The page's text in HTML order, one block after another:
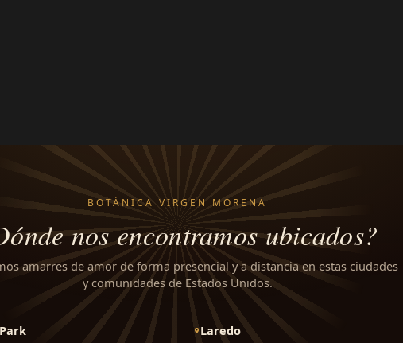
BOTÁNICA VIRGEN MORENA
nos encontramos ubicados?
amarres de amor de forma presencial y a distancia en estas ciudades
y comunidades de Estados Unidos.
Laredo